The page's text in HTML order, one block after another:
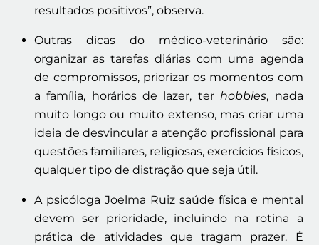
resultados positivos”, observa.
Outras dicas do médico-veterinário são:
organizar as tarefas diárias com uma agenda
de compromissos, priorizar os momentos com
a família, horários de lazer, terhobbies, nada
muito longo ou muito extenso, mas criar uma
ideia de desvincular a atenção profissional para
questões familiares, religiosas, exercícios físicos,
qualquer tipo de distração que seja útil.
A psicóloga Joelma Ruiz saúde física e mental
devem ser prioridade, incluindo na rotina a
prática de atividades que tragam prazer. É